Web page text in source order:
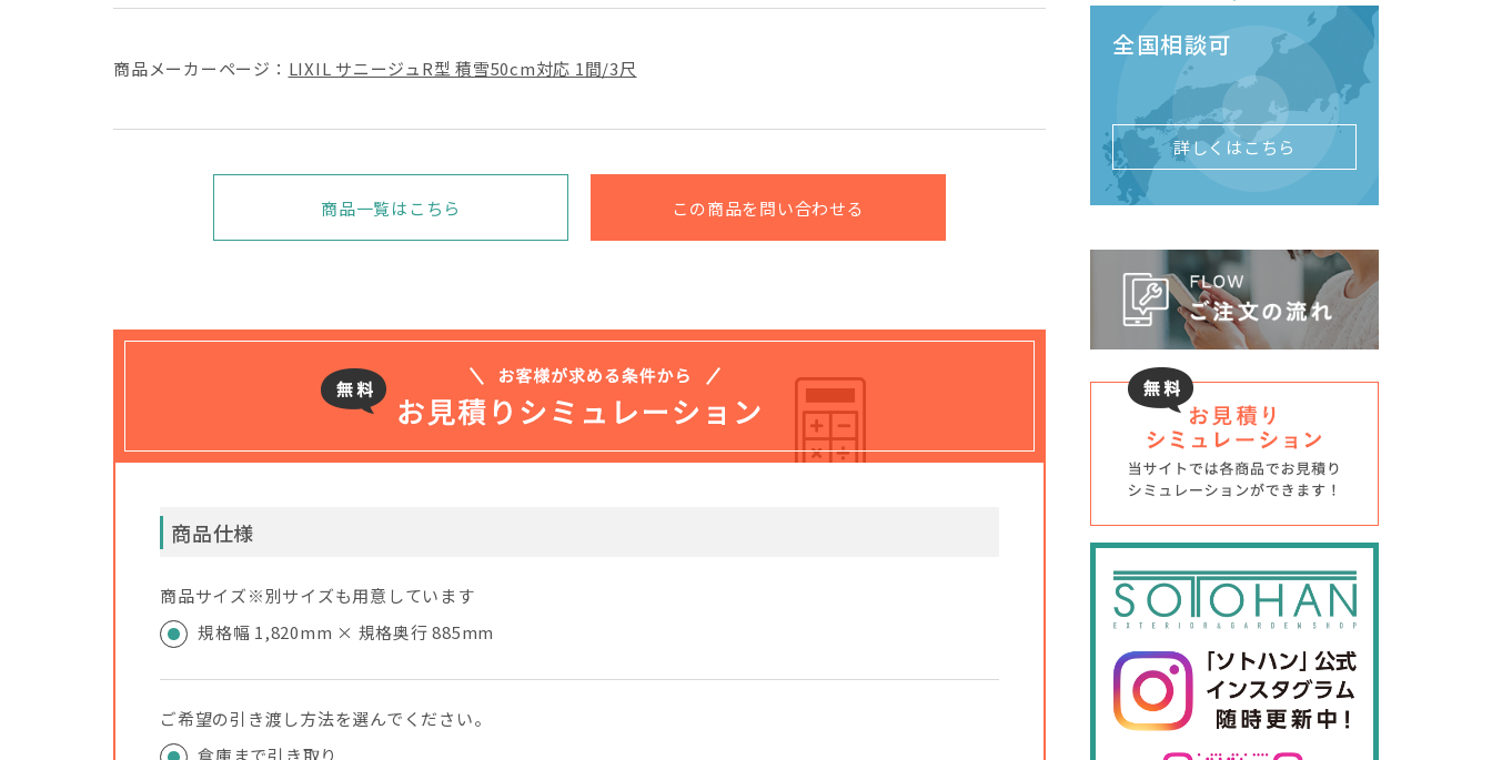
商品メーカーページ： LIXIL サニージュR型 積雪50cm対応 1間/3尺
商品一覧はこちら この商品を問い合わせる
商品仕様
商品サイズ※別サイズも用意しています
規格幅 1,820mm × 規格奥行 885mm
ご希望の引き渡し方法を選んでください。
全国相談可
詳しくはこちら